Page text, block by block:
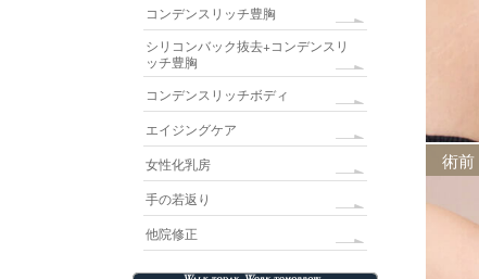
術前
コンデンスリッチ豊胸
シリコンバック抜去+コンデンスリ
ッチ豊胸
コンデンスリッチボディ
エイジングケア
女性化乳房
手の若返り
他院修正